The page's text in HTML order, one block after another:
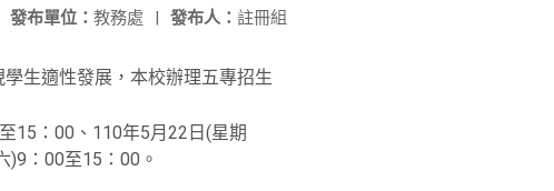
發布人： 註冊組
發布單位： 教務處 |
生適性發展，本校辦理五專招生
15：00、110年5月22日(星期
)9：00至15：00。